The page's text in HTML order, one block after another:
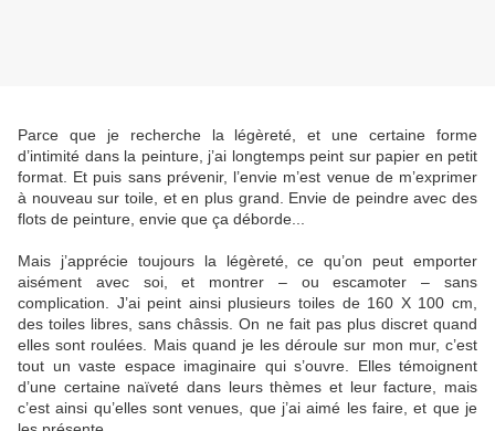
Parce que je recherche la légèreté, et une certaine forme
d’intimité dans la peinture, j’ai longtemps peint sur papier en petit
format. Et puis sans prévenir, l’envie m’est venue de m’exprimer
à nouveau sur toile, et en plus grand. Envie de peindre avec des
flots de peinture, envie que ça déborde...
Mais j’apprécie toujours la légèreté, ce qu’on peut emporter
aisément avec soi, et montrer – ou escamoter – sans
complication. J’ai peint ainsi plusieurs toiles de 160 X 100 cm,
des toiles libres, sans châssis. On ne fait pas plus discret quand
elles sont roulées. Mais quand je les déroule sur mon mur, c’est
tout un vaste espace imaginaire qui s’ouvre. Elles témoignent
d’une certaine naïveté dans leurs thèmes et leur facture, mais
c’est ainsi qu’elles sont venues, que j’ai aimé les faire, et que je